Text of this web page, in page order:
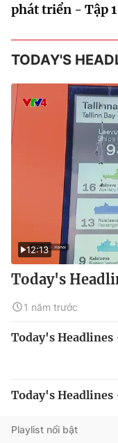
phát triển - Tập 1
TODAY'S
12:13
Today's
1 năm trước
Today's
Today's
Playlist nổi bật